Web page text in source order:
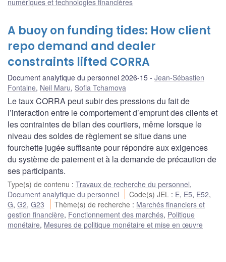
A buoy on funding tides: How client
repo demand and dealer
constraints lifted CORRA
Document analytique du personnel 2026-15
Jean-Sébastien
Fontaine, Neil Maru, Sofia Tchamova
Le taux CORRA peut subir des pressions du fait de
l’interaction entre le comportement d’emprunt des clients et
les contraintes de bilan des courtiers, même lorsque le
niveau des soldes de règlement se situe dans une
fourchette jugée suffisante pour répondre aux exigences
du système de paiement et à la demande de précaution de
ses participants.
Type(s) de contenu : Travaux de recherche du personnel,
Document analytique du personnel
Code(s) JEL : E, E5, E52,
G, G2, G23 Thème(s) de recherche : Marchés financiers et
gestion financière, Fonctionnement des marchés, Politique
monétaire, Mesures de politique monétaire et mise en œuvre